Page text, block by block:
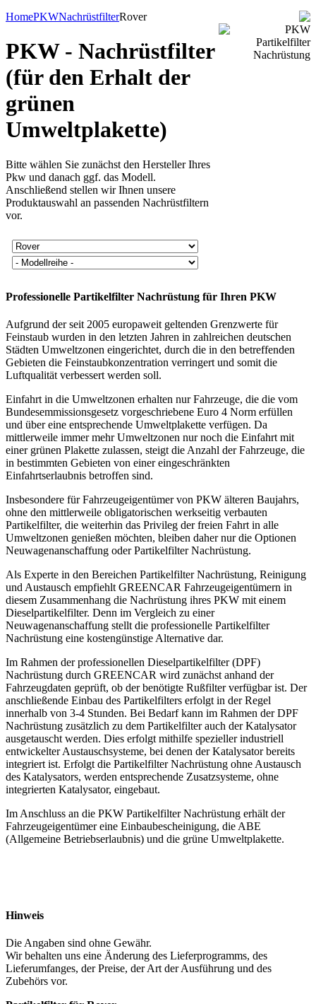
HomePKWNachrüstfilterRover
PKW - Nachrüstfilter
(für den Erhalt der
grünen
Umweltplakette)
Bitte wählen Sie zunächst den Hersteller Ihres
Pkw und danach ggf. das Modell.
Anschließend stellen wir Ihnen unsere
Produktauswahl an passenden Nachrüstfiltern
vor.
Professionelle Partikelfilter Nachrüstung für Ihren PKW
Aufgrund der seit 2005 europaweit geltenden Grenzwerte für
Feinstaub wurden in den letzten Jahren in zahlreichen deutschen
Städten Umweltzonen eingerichtet, durch die in den betreffenden
Gebieten die Feinstaubkonzentration verringert und somit die
Luftqualität verbessert werden soll.
Einfahrt in die Umweltzonen erhalten nur Fahrzeuge, die die vom
Bundesemmissionsgesetz vorgeschriebene Euro 4 Norm erfüllen
und über eine entsprechende Umweltplakette verfügen. Da
mittlerweile immer mehr Umweltzonen nur noch die Einfahrt mit
einer grünen Plakette zulassen, steigt die Anzahl der Fahrzeuge, die
in bestimmten Gebieten von einer eingeschränkten
Einfahrtserlaubnis betroffen sind.
Insbesondere für Fahrzeugeigentümer von PKW älteren Baujahrs,
ohne den mittlerweile obligatorischen werkseitig verbauten
Partikelfilter, die weiterhin das Privileg der freien Fahrt in alle
Umweltzonen genießen möchten, bleiben daher nur die Optionen
Neuwagenanschaffung oder Partikelfilter Nachrüstung.
Als Experte in den Bereichen Partikelfilter Nachrüstung, Reinigung
und Austausch empfiehlt GREENCAR Fahrzeugeigentümern in
diesem Zusammenhang die Nachrüstung ihres PKW mit einem
Dieselpartikelfilter. Denn im Vergleich zu einer
Neuwagenanschaffung stellt die professionelle Partikelfilter
Nachrüstung eine kostengünstige Alternative dar.
Im Rahmen der professionellen Dieselpartikelfilter (DPF)
Nachrüstung durch GREENCAR wird zunächst anhand der
Fahrzeugdaten geprüft, ob der benötigte Rußfilter verfügbar ist. Der
anschließende Einbau des Partikelfilters erfolgt in der Regel
innerhalb von 3-4 Stunden. Bei Bedarf kann im Rahmen der DPF
Nachrüstung zusätzlich zu dem Partikelfilter auch der Katalysator
ausgetauscht werden. Dies erfolgt mithilfe spezieller industriell
entwickelter Austauschsysteme, bei denen der Katalysator bereits
integriert ist. Erfolgt die Partikelfilter Nachrüstung ohne Austausch
des Katalysators, werden entsprechende Zusatzsysteme, ohne
integrierten Katalysator, eingebaut.
Im Anschluss an die PKW Partikelfilter Nachrüstung erhält der
Fahrzeugeigentümer eine Einbaubescheinigung, die ABE
(Allgemeine Betriebserlaubnis) und die grüne Umweltplakette.
Hinweis
Die Angaben sind ohne Gewähr.
Wir behalten uns eine Änderung des Lieferprogramms, des
Lieferumfanges, der Preise, der Art der Ausführung und des
Zubehörs vor.